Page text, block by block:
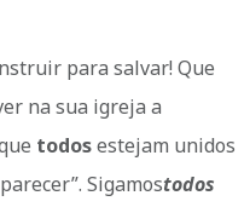
para salvar! Que
na sua igreja a
todosestejam unidos
Sigamostodos